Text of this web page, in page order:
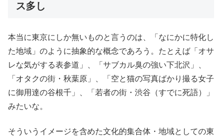
ス多し
本当に東京にしか無いものと言うのは、「なにかに特化し
た地域」のように抽象的な概念であろう。たとえば「オサ
レな気がする表参道」、「サブカル臭の強い下北沢」、
「オタクの街・秋葉原」、「空と猫の写真ばかり撮る女子
に御用達の谷根千」、「若者の街・渋谷（すでに死語）」
みたいな。
そういうイメージを含めた文化的集合体・地域としての東